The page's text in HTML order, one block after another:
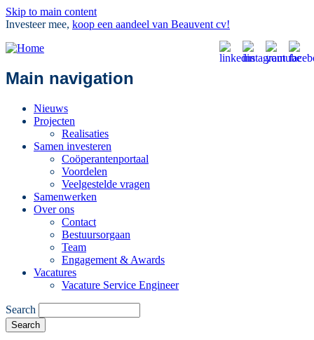
Skip to main content
Investeer mee, koop een aandeel van Beauvent cv!
Main navigation
Nieuws
Projecten
Realisaties
Samen investeren
Coöperantenportaal
Voordelen
Veelgestelde vragen
Samenwerken
Over ons
Contact
Bestuursorgaan
Team
Engagement & Awards
Vacatures
Vacature Service Engineer
Search